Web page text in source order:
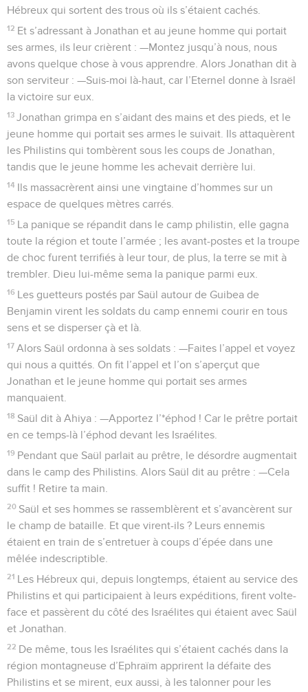
Hébreux qui sortent des trous où ils s’étaient cachés.
12 Et s’adressant à Jonathan et au jeune homme qui portait
ses armes, ils leur crièrent : —Montez jusqu’à nous, nous
avons quelque chose à vous apprendre. Alors Jonathan dit à
son serviteur : —Suis-moi là-haut, car l’Eternel donne à Israël
la victoire sur eux.
13 Jonathan grimpa en s’aidant des mains et des pieds, et le
jeune homme qui portait ses armes le suivait. Ils attaquèrent
les Philistins qui tombèrent sous les coups de Jonathan,
tandis que le jeune homme les achevait derrière lui.
14 Ils massacrèrent ainsi une vingtaine d’hommes sur un
espace de quelques mètres carrés.
15 La panique se répandit dans le camp philistin, elle gagna
toute la région et toute l’armée ; les avant-postes et la troupe
de choc furent terrifiés à leur tour, de plus, la terre se mit à
trembler. Dieu lui-même sema la panique parmi eux.
16 Les guetteurs postés par Saül autour de Guibea de
Benjamin virent les soldats du camp ennemi courir en tous
sens et se disperser çà et là.
17 Alors Saül ordonna à ses soldats : —Faites l’appel et voyez
qui nous a quittés. On fit l’appel et l’on s’aperçut que
Jonathan et le jeune homme qui portait ses armes
manquaient.
18 Saül dit à Ahiya : —Apportez l’*éphod ! Car le prêtre portait
en ce temps-là l’éphod devant les Israélites.
19 Pendant que Saül parlait au prêtre, le désordre augmentait
dans le camp des Philistins. Alors Saül dit au prêtre : —Cela
suffit ! Retire ta main.
20 Saül et ses hommes se rassemblèrent et s’avancèrent sur
le champ de bataille. Et que virent-ils ? Leurs ennemis
étaient en train de s’entretuer à coups d’épée dans une
mêlée indescriptible.
21 Les Hébreux qui, depuis longtemps, étaient au service des
Philistins et qui participaient à leurs expéditions, firent volte-
face et passèrent du côté des Israélites qui étaient avec Saül
et Jonathan.
22 De même, tous les Israélites qui s’étaient cachés dans la
région montagneuse d’Ephraïm apprirent la défaite des
Philistins et se mirent, eux aussi, à les talonner pour les